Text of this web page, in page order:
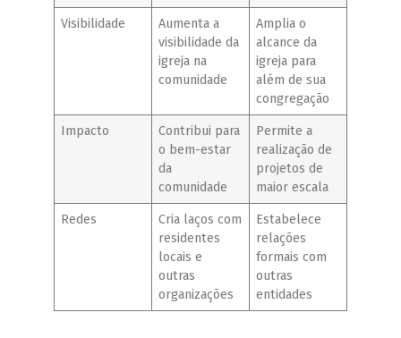
Visibilidade
Aumenta a
visibilidade da
igreja na
comunidade
Amplia o
alcance da
igreja para
além de sua
congregação
Impacto
Contribui para
o bem-estar
da
comunidade
Permite a
realização de
projetos de
maior escala
Redes
Cria laços com
residentes
locais e
outras
organizações
Estabelece
relações
formais com
outras
entidades